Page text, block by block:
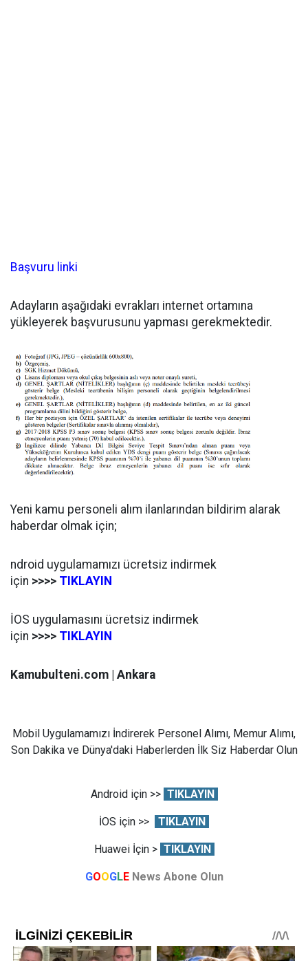
Başvuru linki
Adayların aşağıdaki evrakları internet ortamına
yükleyerek başvurusunu yapması gerekmektedir.
Yeni kamu personeli alım ilanlarından bildirim alarak
haberdar olmak için;
ndroid uygulamamızı ücretsiz indirmek
için >>>> TIKLAYIN
İOS uygulamasını ücretsiz indirmek
için >>>> TIKLAYIN
Kamubulteni.com | Ankara
Mobil Uygulamamızı İndirerek Personel Alımı, Memur Alımı,
Son Dakika ve Dünya'daki Haberlerden İlk Siz Haberdar Olun
Android için >> TIKLAYIN
İOS için >> TIKLAYIN
Huawei İçin > TIKLAYIN
GOOGLE News Abone Olun